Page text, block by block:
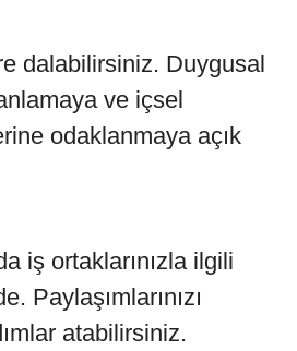
dalabilirsiniz. Duygusal
ve içsel
odaklanmaya açık
iş ortaklarınızla ilgili
Paylaşımlarınızı
atabilirsiniz.